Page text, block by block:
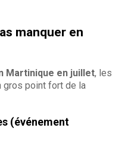
manquer en
Martinique en juillet, les
gros point fort de la
(événement